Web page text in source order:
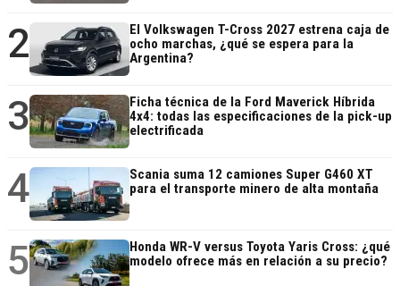
2
El Volkswagen T-Cross 2027 estrena caja de
ocho marchas, ¿qué se espera para la
Argentina?
3
Ficha técnica de la Ford Maverick Híbrida
4x4: todas las especificaciones de la pick-up
electrificada
4
Scania suma 12 camiones Super G460 XT
para el transporte minero de alta montaña
5
Honda WR-V versus Toyota Yaris Cross: ¿qué
modelo ofrece más en relación a su precio?